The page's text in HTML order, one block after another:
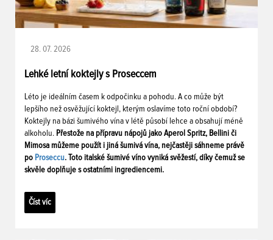
28. 07. 2026
Lehké letní koktejly s Proseccem
Léto je ideálním časem k odpočinku a pohodu. A co může být
lepšího než osvěžující koktejl, kterým oslavíme toto roční období?
Koktejly na bázi šumivého vína v létě působí lehce a obsahují méně
alkoholu. Přestože na přípravu nápojů jako Aperol Spritz, Bellini či
Mimosa můžeme použít i jiná šumivá vína, nejčastěji sáhneme právě
po Proseccu. Toto italské šumivé víno vyniká svěžestí, díky čemuž se
skvěle doplňuje s ostatními ingrediencemi.
Číst víc